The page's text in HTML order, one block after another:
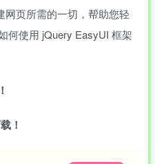
网页所需的一切，帮助您轻
何使用 jQuery EasyUI 框架
！